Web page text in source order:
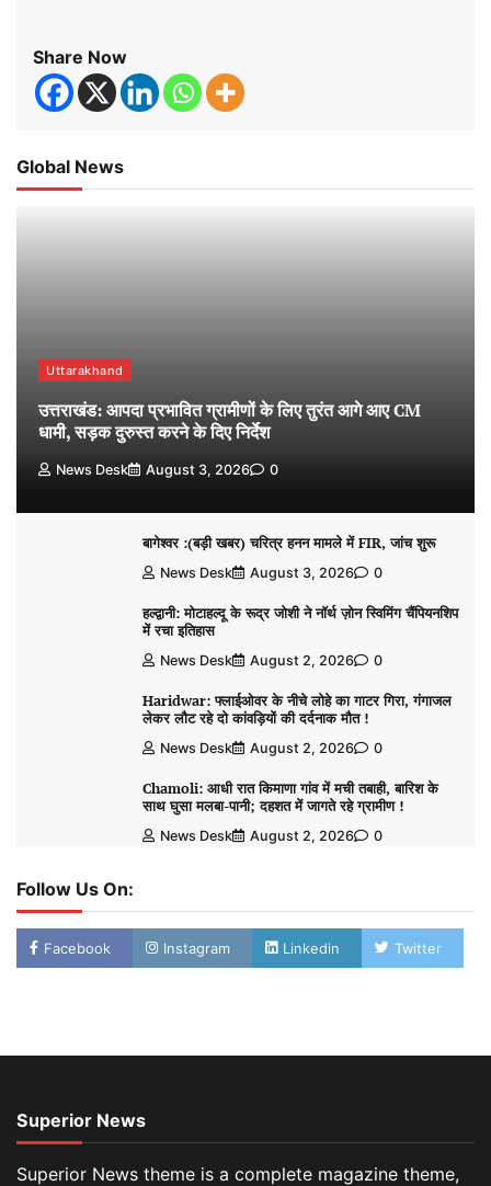
Share Now
Global News
Uttarakhand
उत्तराखंड: आपदा प्रभावित ग्रामीणों के लिए तुरंत आगे आए CM
धामी, सड़क दुरुस्त करने के दिए निर्देश
News Desk August 3, 2026 0
बागेश्वर :(बड़ी खबर) चरित्र हनन मामले में FIR, जांच शुरू
News Desk August 3, 2026 0
हल्द्वानी: मोटाहल्दू के रूद्र जोशी ने नॉर्थ ज़ोन स्विमिंग चैंपियनशिप
में रचा इतिहास
News Desk August 2, 2026 0
Haridwar: फ्लाईओवर के नीचे लोहे का गाटर गिरा, गंगाजल
लेकर लौट रहे दो कांवड़ियों की दर्दनाक मौत !
News Desk August 2, 2026 0
Chamoli: आधी रात किमाणा गांव में मची तबाही, बारिश के
साथ घुसा मलबा-पानी; दहशत में जागते रहे ग्रामीण !
News Desk August 2, 2026 0
Follow Us On:
Facebook Instagram Linkedin Twitter
Superior News
Superior News theme is a complete magazine theme,